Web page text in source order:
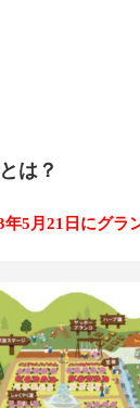
は？
年5月21日にグラ